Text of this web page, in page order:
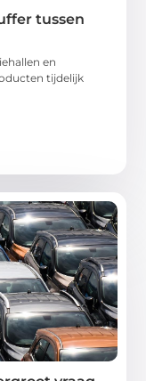
tussen
en
tijdelijk